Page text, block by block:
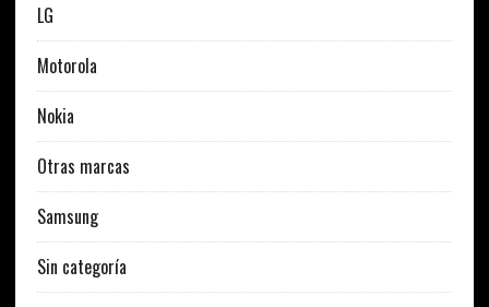
LG
Motorola
Nokia
Otras marcas
Samsung
Sin categoría